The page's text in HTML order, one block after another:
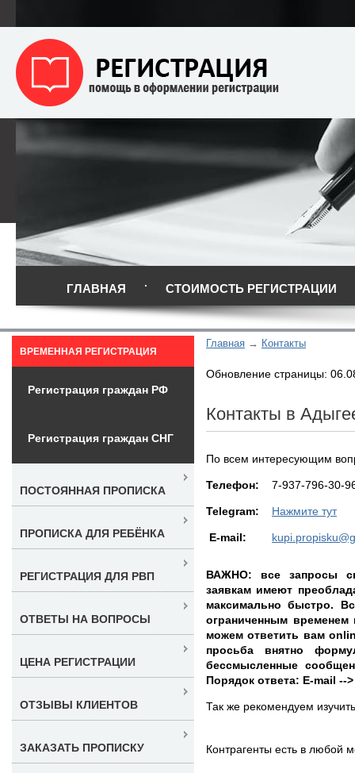
ГЛАВНАЯ СТОИМОСТЬ РЕГИСТРАЦИИ
Главная Контакты
Обновление страницы:
Контакты в
По всем интересующим
Teлефон: 7-937-796-30-
Telegram: Нажмите тут
E-mail:
ВАЖНО: все запросы
заявкам имеют
максимально быстро.
ограниченным
можем ответить вам
просьба внятно
бессмысленные
Порядок ответа: E-mail
Так же рекомендуем
Контрагенты есть в любой
ВРЕМЕННАЯ РЕГИСТРАЦИЯ
Регистрация граждан РФ
Регистрация граждан СНГ
ПОСТОЯННАЯ ПРОПИСКА
ПРОПИСКА ДЛЯ РЕБЁНКА
РЕГИСТРАЦИЯ ДЛЯ РВП
ОТВЕТЫ НА ВОПРОСЫ
ЦЕНА РЕГИСТРАЦИИ
ОТЗЫВЫ КЛИЕНТОВ
ЗАКАЗАТЬ ПРОПИСКУ